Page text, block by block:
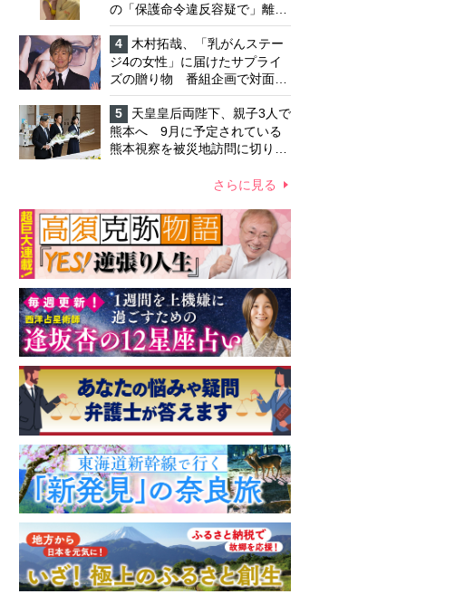
の「保護命令違反容疑で」離婚
協議は「第二ステージ」へ
4
木村拓哉、「乳がんステー
ジ4の女性」に届けたサプライ
ズの贈り物 番組企画で対面し
たファンが、夢と希望を与える
心遣いに「うれしくて号泣しま
した」
5
天皇皇后両陛下、親子3人で
熊本へ 9月に予定されている
熊本視察を被災地訪問に切り替
夫妻から受け継ぐ“国民への寄
さらに見る